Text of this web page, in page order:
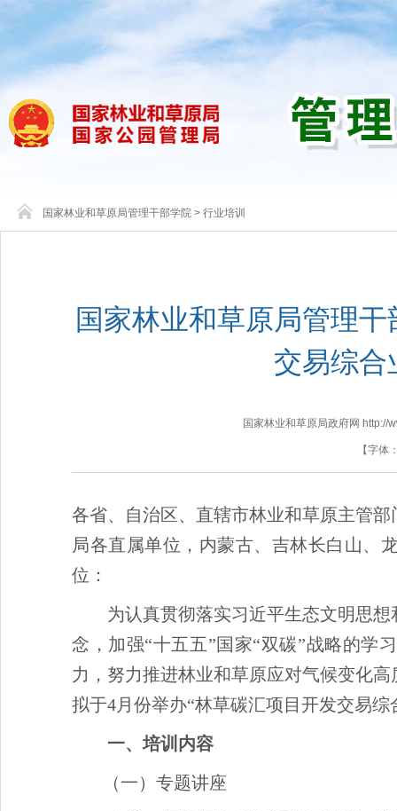
国家林业和草原局管理干部学院 > 行业培训
国家林业和草原局管理
交易综合
国家林业和草原局政府网 http://
【字体
各省、自治区、直辖市林业和草原主管
局各直属单位，内蒙古、吉林长白山、
位：
为认真贯彻落实习近平生态文明思
念，加强“十五五”国家“双碳”战略的学
力，努力推进林业和草原应对气候变化
拟于4月份举办“林草碳汇项目开发交易
一、培训内容
（一）专题讲座